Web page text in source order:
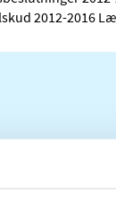
2012-2016